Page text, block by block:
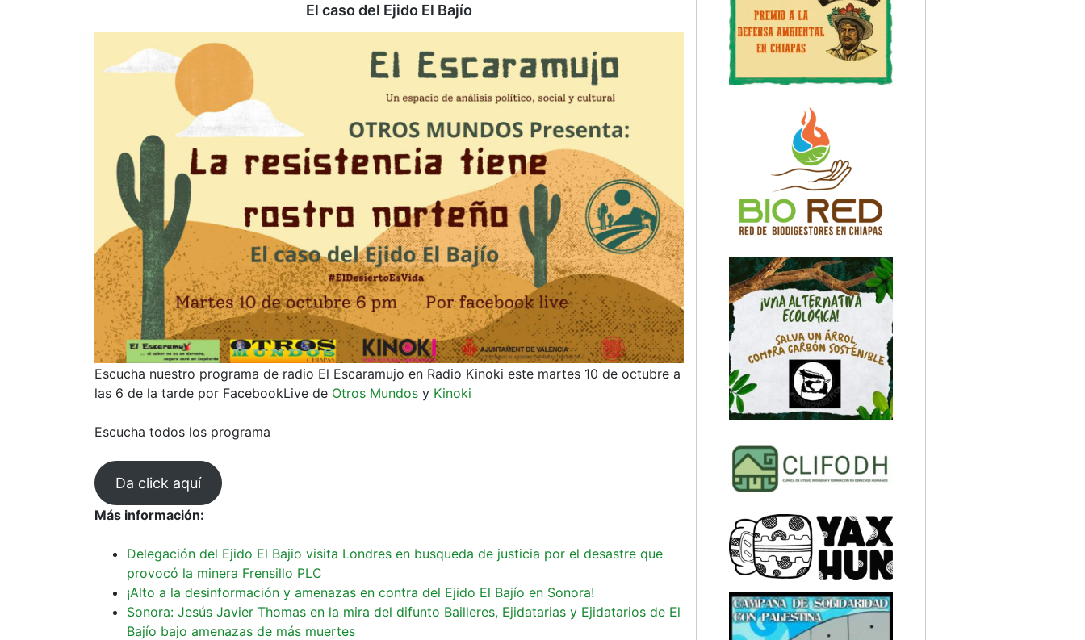
El caso del Ejido El Bajío
Escucha nuestro programa de radio El Escaramujo en Radio Kinoki este martes 10 de octubre a
las 6 de la tarde por FacebookLive de Otros Mundos y Kinoki
Escucha todos los programa
Da click aquí
Más información:
Delegación del Ejido El Bajio visita Londres en busqueda de justicia por el desastre que
provocó la minera Frensillo PLC
¡Alto a la desinformación y amenazas en contra del Ejido El Bajío en Sonora!
Sonora: Jesús Javier Thomas en la mira del difunto Bailleres, Ejidatarias y Ejidatarios de El
Bajío bajo amenazas de más muertes